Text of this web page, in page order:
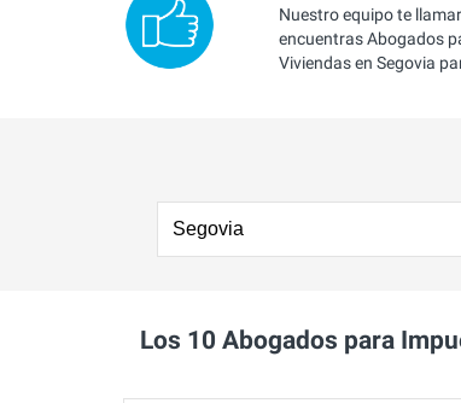
Nuestro equipo te
encuentras Abogados
Viviendas en Segovia
Los 10 Abogados para